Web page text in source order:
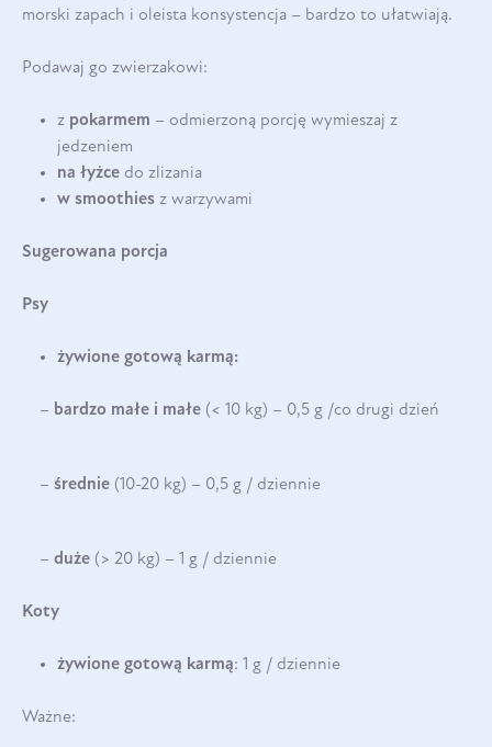
morski zapach i oleista konsystencja – bardzo to ułatwiają.
Podawaj go zwierzakowi:
z pokarmem – odmierzoną porcję wymieszaj z
jedzeniem
na łyżce do zlizania
w smoothies z warzywami
Sugerowana porcja
Psy
żywione gotową karmą:
– bardzo małe i małe (< 10 kg) – 0,5 g /co drugi dzień
– średnie (10-20 kg) – 0,5 g / dziennie
– duże (> 20 kg) – 1 g / dziennie
Koty
żywione gotową karmą: 1 g / dziennie
Ważne: